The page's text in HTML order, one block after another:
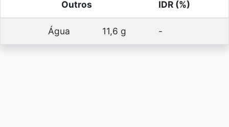
Outros IDR (%)
Água 11,6 g -